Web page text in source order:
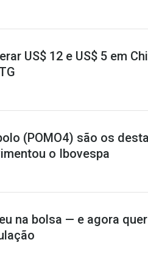
US$ 12 e US$ 5 em
(POMO4) são os
o Ibovespa
na bolsa — e agora